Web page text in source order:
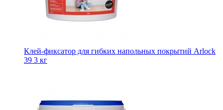
Клей-фиксатор для гибких напольных покрытий Arlock
39 3 кг